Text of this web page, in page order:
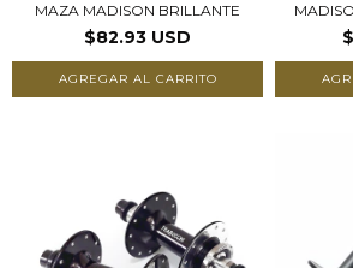
MAZA MADISON BRILLANTE
$82.93 USD
AGREGAR AL CARRITO